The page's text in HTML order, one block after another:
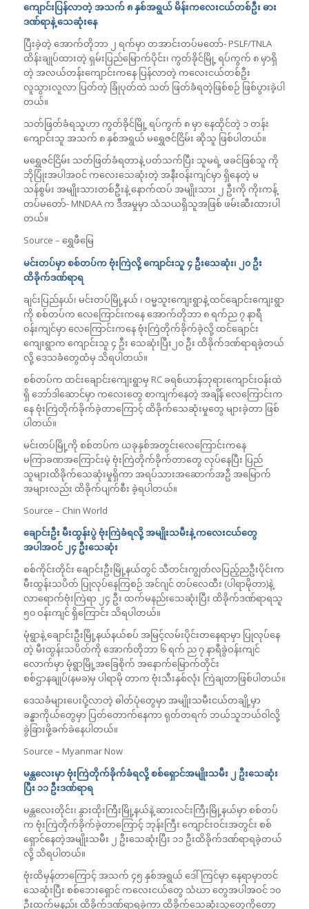
ကျောင်းပြန်လာတဲ့ အသက် ၈ နှစ်အရွယ် မိန်းကလေးငယ်တစ်ဦး ဓား
ဒဏ်ရာနဲ့ သေဆုံးနေ
ပြီးခဲ့တဲ့ အောက်တိုဘာ ၂ ရက်မှာ တအာင်းတပ်မတော်- PSLF/TNLA
ထိန်းချုပ်ထားတဲ့ ရှမ်းပြည်မြောက်ပိုင်း၊ ကွတ်ခိုင်မြို့ ရပ်ကွက် ၈ မှာရှိ
တဲ့ အလယ်တန်းကျောင်းကနေ ပြန်လာတဲ့ ကလေးငယ်တစ်ဦး
လူသွားလူလာ ပြတ်တဲ့ ခြုံပုတ်ထဲ သတ် ဖြတ်ခံရတဲ့ဖြစ်စဉ် ဖြစ်ပွားခဲ့ပါ
တယ်။
သတ်ဖြတ်ခံရသူဟာ ကွတ်ခိုင်မြို့ ရပ်ကွက် ၈ မှာ နေထိုင်တဲ့ ၁ တန်း
ကျောင်းသူ အသက် ၈ နှစ်အရွယ် မရွှေဇင်ငြိမ်း ဆိုသူ ဖြစ်ပါတယ်။
မရွှေဇင်ငြိမ်း သတ်ဖြတ်ခံရတာနဲ့ ပတ်သက်ပြီး သူမရဲ့ ဖခင်ဖြစ်သူ ကို
ဘိုပြုံးအပါအဝင် ကလေးသေဆုံးတဲ့ အနီးဝန်းကျင်မှာ ရှိနေတဲ့ မ
သန်စွမ်း အမျိုးသားတစ်ဦးနဲ့ နောက်ထပ် အမျိုးသား ၂ ဦးကို ကိုးကန့်
တပ်မတော်- MNDAA က ဒီအမှုမှာ သံသယရှိသူအဖြစ် ဖမ်းဆီးထားပါ
တယ်။
Source – ရွှေဖီမြေ
မင်းတပ်မှာ စစ်တပ်က ဗုံးကြဲလို့ ကျောင်းသူ ၄ ဦးသေဆုံး၊ ၂၀ ဦး
ထိခိုက်ဒဏ်ရာရ
ချင်းပြည်နယ်၊ မင်းတပ်မြို့နယ် ၊ ဝမ္မသူးကျေးရွာနဲ့ ထင်ချောင်းကျေးရွာ
ကို စစ်တပ်က လေကြောင်းကနေ အောက်တိုဘာ ၈ ရက်ည ၇ နာရီ
ဝန်းကျင်မှာ လေကြောင်းကနေ ဗုံးကြဲတိုက်ခိုက်ခဲ့လို့ ထင်ချောင်း
ကျေးရွာက ကျောင်းသူ ၄ ဦး သေဆုံးပြီး၂၀ ဦး ထိခိုက်ဒဏ်ရာရခဲ့တယ်
လို့ ဒေသခံတွေထံမှ သိရပါတယ်။
စစ်တပ်က ထင်းချောင်းကျေးရွာမှ RC ခရစ်ယာန်ဘုရားကျောင်းဝန်းထဲ
ရှိ ဘော်ဒါဆောင်မှာ ကလေးတွေ စာကျက်နေတဲ့ အချိန် လေကြောင်းက
နေ ဗုံးကြဲတိုက်ခိုက်ခဲ့တာကြောင့် ထိခိုက်သေဆုံးမှုတွေ များခဲ့တာ ဖြစ်
ပါတယ်။
မင်းတပ်မြို့ကို စစ်တပ်က ယခုနှစ်အတွင်းလေကြောင်းကနေ
မကြာခဏအကြောင်းမဲ့ ဗုံးကြဲတိုက်ခိုက်တာတွေ လုပ်နေပြီး ပြည်
သူများထိခိုက်သေဆုံးမှုရှိကာ အရပ်သားအဆောက်အဦ အမြောက်
အများလည်း ထိခိုက်ပျက်စီး ခဲ့ရပါတယ်။
Source – Chin World
ချောင်းဦး မီးထွန်းပွဲ ဗုံးကြဲခံရလို့ အမျိုးသမီးနဲ့ ကလေးငယ်တွေ
အပါအဝင် ၂၄ ဦးသေဆုံး
စစ်ကိုင်းတိုင်း ချောင်းဦးမြို့နယ်တွင် သီတင်းကျွတ်လပြည့်ညဦးပိုင်းက
မီးထွန်းသပိတ် ပြုလုပ်နေကြစဉ် အင်ဂျင် တပ်လေထီး (ပါရာမိုတာ)နဲ့
လာရောက်ဗုံးကြဲရာ ၂၄ ဦး ထက်မနည်းသေဆုံးပြီး ထိခိုက်ဒဏ်ရာရသူ
၅၀ ဝန်းကျင် ရှိကြောင်း သိရပါတယ်။
မုံရွာနဲ့ ချောင်းဦးမြို့နယ်နယ်စပ် အမြင့်လမ်းပိုင်းတနေရာမှာ ပြုလုပ်နေ
တဲ့ မီးထွန်းသပိတ်ကို အောက်တိုဘာ ၆ ရက် ည ၇ နာရီခွဲဝန်းကျင်
လောက်မှာ မုံရွာမြို့အခြေစိုက် အနောက်မြောက်တိုင်း
စစ်ဌာနချုပ်(နမခ)မှ ပါရာမို တာက ဗုံးသီးနှစ်လုံး ကြဲချတာဖြစ်ပါတယ်။
ဒေသခံများပေးပို့လာတဲ့ ဓါတ်ပုံတွေမှာ အမျိုးသမီးငယ်တချို့မှာ
ခန္ဓာကိုယ်တွေမှာ ပြတ်တောက်နေကာ ရုတ်တရက် ဘယ်သူဘယ်ဝါလို့
ခွဲခြားဖို့ခက်ခဲနေပါတယ်။
Source – Myanmar Now
မန္တလေးမှာ ဗုံးကြဲတိုက်ခိုက်ခံရလို့ စစ်ရှောင်အမျိုးသမီး ၂ ဦးသေဆုံး
ပြီး ၁၁ ဦးဒဏ်ရာရ
မန္တလေးတိုင်း၊ နွားထိုးကြီးမြို့နယ်နဲ့ ဆားလင်းကြီးမြို့နယ်မှာ စစ်တပ်
က ဗုံးကြဲတိုက်ခိုက်ခဲ့တာကြောင့် ဘုန်းကြီး ကျောင်းဝင်းအတွင်း စစ်
ရှောင်နေတဲ့အမျိုးသမီး ၂ ဦးသေဆုံးပြီး ၁၁ ဦးထိခိုက်ဒဏ်ရာရခဲ့တယ်
လို့ သိရပါတယ်။
ဗုံးထိမှန်တာကြောင့် အသက် ၄၅ နှစ်အရွယ် ဒေါ်ကြင်မှာ နေရာမှာတင်
သေဆုံးပြီး စစ်ဘေးရှောင် ကလေးငယ်တွေ သံဃာ တွေအပါအဝင် ၁၀
ဦးထက်မနည်း ထိခိုက်ဒဏ်ရာရခဲ့ကာ ထိခိုက်သေဆုံးသူတွေကိုတော့